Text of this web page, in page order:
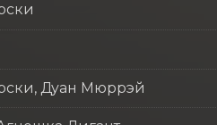
Дуан Мюррэй